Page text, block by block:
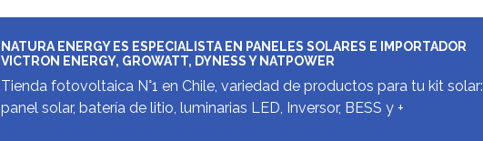
NATURA ENERGY ES ESPECIALISTA EN PANELES SOLARES E IMPORTADOR
VICTRON ENERGY, GROWATT, DYNESS Y NATPOWER
Tienda fotovoltaica N°1 en Chile, variedad de productos para tu kit solar:
panel solar, batería de litio, luminarias LED, Inversor, BESS y +